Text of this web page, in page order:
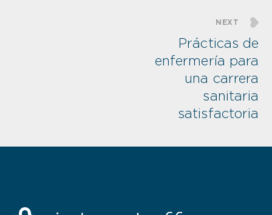
NEXT
Prácticas de
enfermería para
una carrera
sanitaria
satisfactoria